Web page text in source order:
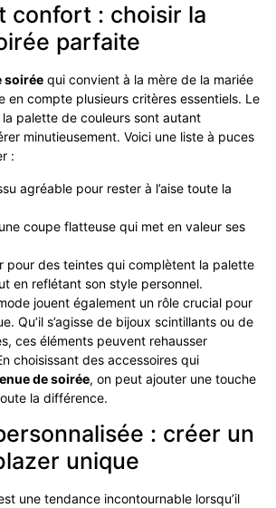
confort : choisir la
parfaite
soirée qui convient à la mère de la mariée
en compte plusieurs critères essentiels. Le
palette de couleurs sont autant
minutieusement. Voici une liste à puces
:
agréable pour rester à l’aise toute la
coupe flatteuse qui met en valeur ses
pour des teintes qui complètent la palette
en reflétant son style personnel.
jouent également un rôle crucial pour
Qu’il s’agisse de bijoux scintillants ou de
ces éléments peuvent rehausser
choisissant des accessoires qui
de soirée, on peut ajouter une touche
la différence.
: créer un
unique
une tendance incontournable lorsqu’il